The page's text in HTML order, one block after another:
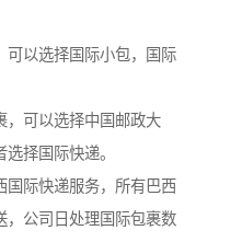
可以选择国际小包，国际
，可以选择中国邮政大
择国际快递。
国际快递服务，所有巴西
，公司日处理国际包裹数